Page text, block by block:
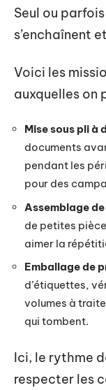
Seul ou
s’enchaînent
Voici les
auxquelles on
Mise sous pli à
documents
pendant les
pour des
Assemblage
de petites
aimer la
Emballage de
d’étiquettes,
volumes à
qui tombent.
Ici, le rythme
respecter les